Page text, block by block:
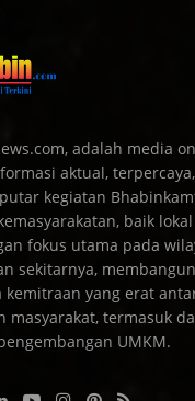
adalah media
aktual,
kegiatan
baik
fokus utama pada
sekitarnya,
kemitraan yang erat
masyarakat, termasuk
UMKM.